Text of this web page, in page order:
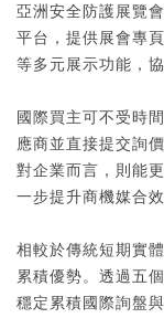
亞洲安全防護展覽
平台，提供展會專
等多元展示功能，
國際買主可不受時
應商並直接提交詢
對企業而言，則能
一步提升商機媒合
相較於傳統短期實
累積優勢。透過五
穩定累積國際詢盤